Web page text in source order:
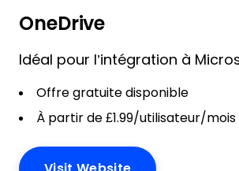
OneDrive
Idéal pour l’intégration à
Offre gratuite disponible
À partir de £1.99/utilisateur/mois
Visit Website